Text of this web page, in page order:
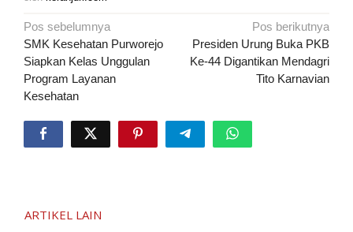
Navigasi
pos
Pos sebelumnya
SMK Kesehatan Purworejo
Siapkan Kelas Unggulan
Program Layanan
Kesehatan
Pos berikutnya
Presiden Urung Buka PKB
Ke-44 Digantikan Mendagri
Tito Karnavian
ARTIKEL LAIN